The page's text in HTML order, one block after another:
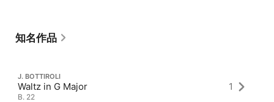
知名作品
J. BOTTIROLI
Waltz in G Major
B. 22
1